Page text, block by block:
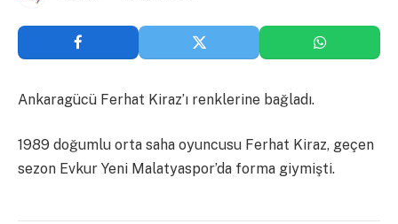
Ankaragücü Ferhat Kiraz’ı renklerine bağladı.
1989 doğumlu orta saha oyuncusu Ferhat Kiraz, geçen
sezon Evkur Yeni Malatyaspor’da forma giymişti.